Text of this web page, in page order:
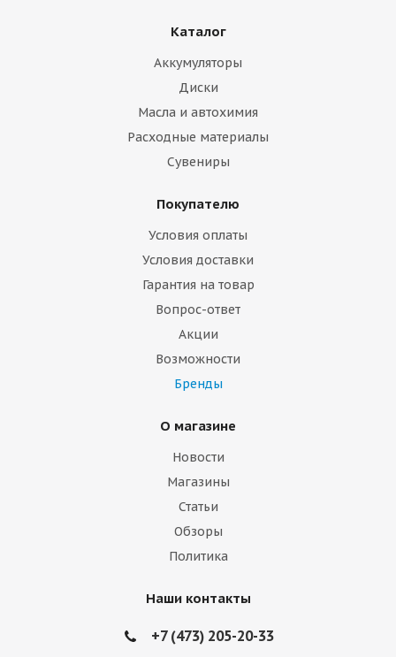
Каталог
Аккумуляторы
Диски
Масла и автохимия
Расходные материалы
Сувениры
Покупателю
Условия оплаты
Условия доставки
Гарантия на товар
Вопрос-ответ
Акции
Возможности
Бренды
О магазине
Новости
Магазины
Статьи
Обзоры
Политика
Наши контакты
+7 (473) 205-20-33